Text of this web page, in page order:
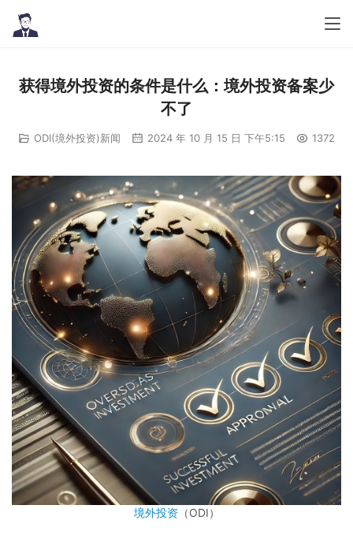
获得境外投资的条件是什么：境外投资备案少
不了
ODI(境外投资)新闻 2024 年 10 月 15 日 下午5:15 1372
境外投资 （ODI）